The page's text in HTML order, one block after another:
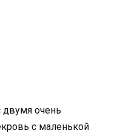
очень
с маленькой